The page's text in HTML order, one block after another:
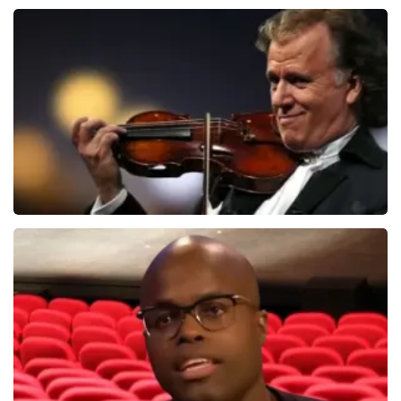
BEKIJKEN
Andre Rieu
5618+
BEKIJKEN